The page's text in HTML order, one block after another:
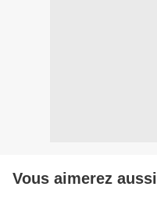
Vous aimerez aussi